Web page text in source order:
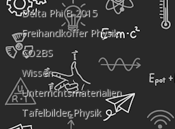
Delta Phi B 2015
Freihandkoffer Physik
CO2BS
Wissen
Unterrichtsmaterialien
Tafelbilder Physik